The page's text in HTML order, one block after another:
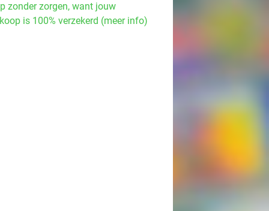
zonder zorgen, want jouw
is 100% verzekerd (meer info)